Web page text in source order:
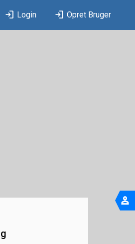
login Login login Opret Bruger
person